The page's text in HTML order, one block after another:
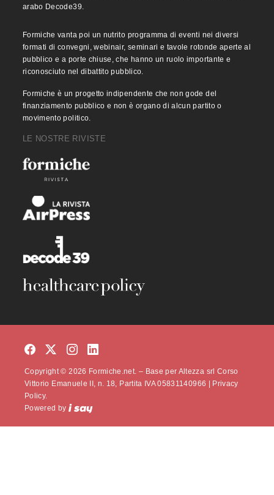
arabo Decode39.
Formiche vanta poi un nutrito programma di eventi nei diversi
formati di convegni, webinair, seminari e tavole rotonde aperte al
pubblico e a porte chiuse, che hanno un ruolo importante e
riconosciuto nel dibattito pubblico.
Formiche è un progetto indipendente che non gode del
finanziamento pubblico e non è organo di alcun partito o
movimento politico.
LE NOSTRE RIVISTE
Copyright © 2026 Formiche.net. – Base per Altezza srl Corso
Vittorio Emanuele II, n. 18, Partita IVA 05831140966 |
Privacy
Policy.
Powered by